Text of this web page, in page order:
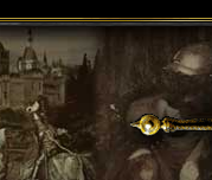
Camelot, la patria della cavalleria